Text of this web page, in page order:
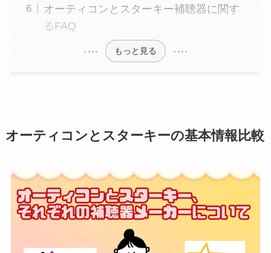
オーティコンとスターキー補聴器に関す
るFAQ
もっと見る
オーティコンとスターキーの基本情報比較